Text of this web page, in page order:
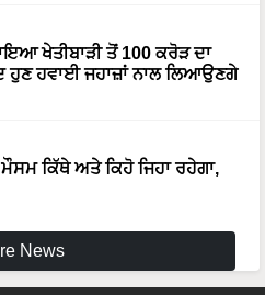
ਖੇਤੀਬਾੜੀ ਤੋਂ 100 ਕਰੋੜ ਦਾ
ਹੁਣ ਹਵਾਈ ਜਹਾਜ਼ਾਂ ਨਾਲ ਲਿਆਉਣਗੇ
ਕਿੱਥੇ ਅਤੇ ਕਿਹੋ ਜਿਹਾ ਰਹੇਗਾ,
News